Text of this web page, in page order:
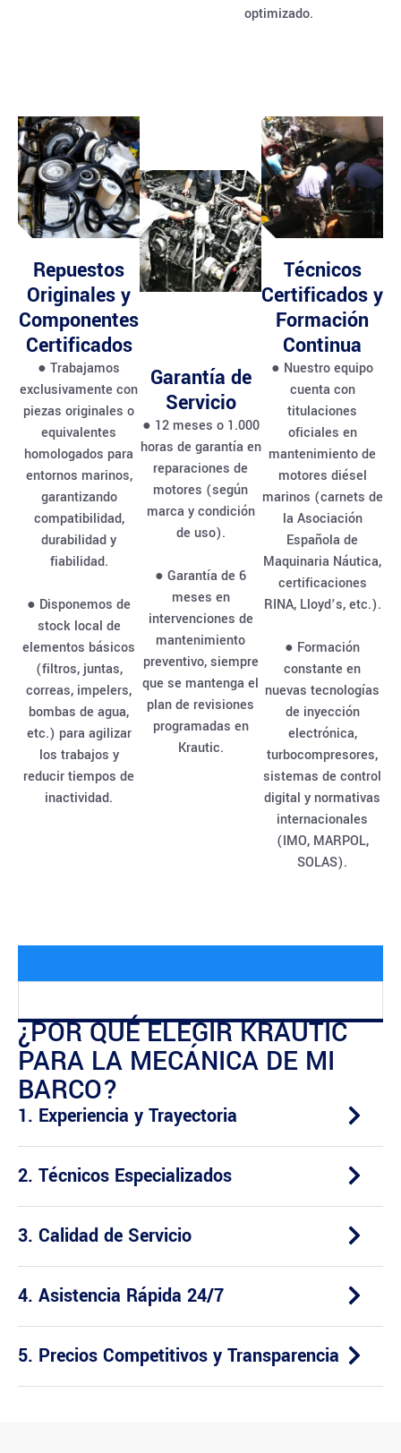
optimizado.
Repuestos
Originales y
Componentes
Certificados
● Trabajamos
exclusivamente con
piezas originales o
equivalentes
homologados para
entornos marinos,
garantizando
compatibilidad,
durabilidad y
fiabilidad.
● Disponemos de
stock local de
elementos básicos
(filtros, juntas,
correas, impelers,
bombas de agua,
etc.) para agilizar
los trabajos y
reducir tiempos de
inactividad.
Garantía de
Servicio
● 12 meses o 1.000
horas de garantía en
reparaciones de
motores (según
marca y condición
de uso).
● Garantía de 6
meses en
intervenciones de
mantenimiento
preventivo, siempre
que se mantenga el
plan de revisiones
programadas en
Krautic.
Técnicos
Certificados y
Formación
Continua
● Nuestro equipo
cuenta con
titulaciones
oficiales en
mantenimiento de
motores diésel
marinos (carnets de
la Asociación
Española de
Maquinaria Náutica,
certificaciones
RINA, Lloyd’s, etc.).
● Formación
constante en
nuevas tecnologías
de inyección
electrónica,
turbocompresores,
sistemas de control
digital y normativas
internacionales
(IMO, MARPOL,
SOLAS).
¿POR QUÉ ELEGIR KRAUTIC
PARA LA MECÁNICA DE MI
BARCO?
1. Experiencia y Trayectoria
2. Técnicos Especializados
3. Calidad de Servicio
4. Asistencia Rápida 24/7
5. Precios Competitivos y Transparencia